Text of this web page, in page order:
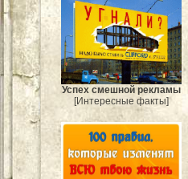
Успех смешной рекламы
[Интересные факты]